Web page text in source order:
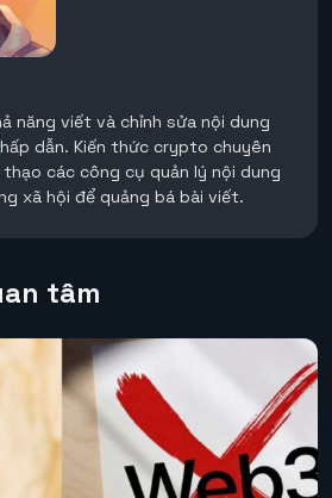
năng viết và chỉnh sửa nội dung
dẫn. Kiến thức crypto chuyên
các công cụ quản lý nội dung
xã hội để quảng bá bài viết.
tâm